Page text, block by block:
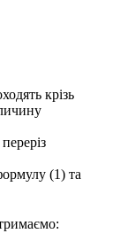
крізь
(1) та